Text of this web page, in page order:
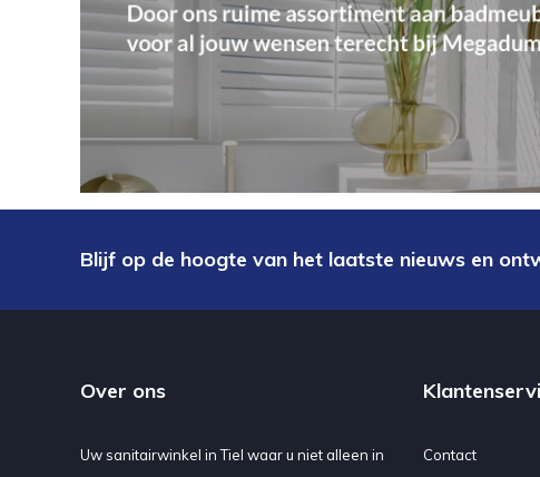
Blijf op de hoogte van het laatste nieuws en
Over ons
Uw sanitairwinkel in Tiel waar u niet alleen in
Contact